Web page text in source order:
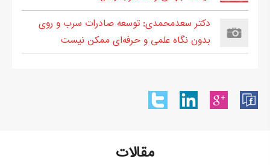
دکتر سعدمحمدی: توسعه صادرات سرب و روی
بدون نگاه علمی و حرفه‌ای ممکن نیست
مقالات